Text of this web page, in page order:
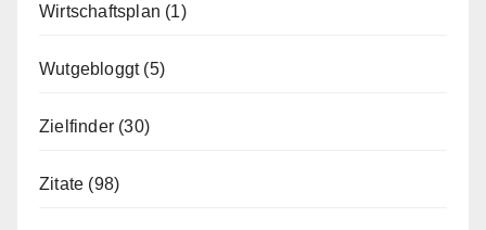
Wirtschaftsplan (1)
Wutgebloggt(5)
Zielfinder (30)
Zitate (98)